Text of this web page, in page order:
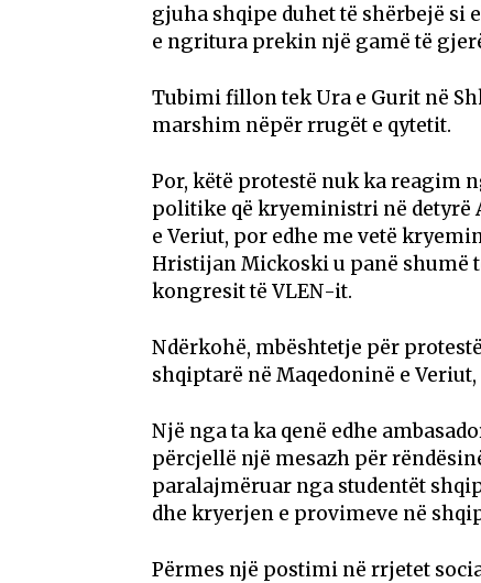
gjuha shqipe duhet të shërbejë si
e ngritura prekin një gamë të
Tubimi fillon tek Ura e Gurit në
marshim nëpër rrugët e qytetit.
Por, këtë protestë nuk ka reagim
politike që kryeministri në detyrë
e Veriut, por edhe me vetë
Hristijan Mickoski u panë shumë
kongresit të VLEN-it.
Ndërkohë, mbështetje për
shqiptarë në Maqedoninë e
Një nga ta ka qenë edhe
përcjellë një mesazh për
paralajmëruar nga studentët
dhe kryerjen e provimeve në
Përmes një postimi në rrjetet